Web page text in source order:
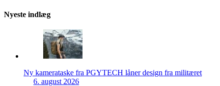
Nyeste indlæg
Ny kamerataske fra PGYTECH låner design fra militæret
6. august 2026